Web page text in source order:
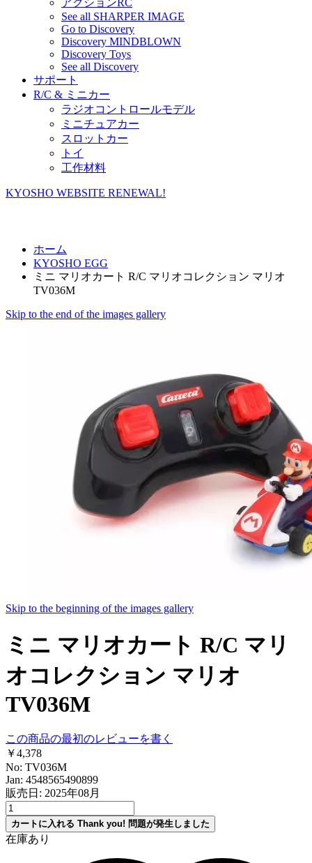
アクションRC
See all SHARPER IMAGE
Go to Discovery
Discovery MINDBLOWN
Discovery Toys
See all Discovery
サポート
R/C & ミニカー
ラジオコントロールモデル
ミニチュアカー
スロットカー
トイ
工作材料
KYOSHO WEBSITE RENEWAL!
ホーム
KYOSHO EGG
ミニ マリオカート R/C マリオコレクション マリオ
TV036M
Skip to the end of the images gallery
Skip to the beginning of the images gallery
ミニ マリオカート R/C マリ
オコレクション マリオ
TV036M
この商品の最初のレビューを書く
￥4,378
No: TV036M
Jan: 4548565490899
販売日: 2025年08月
カートに入れる Thank you! 問題が発生しました
在庫あり